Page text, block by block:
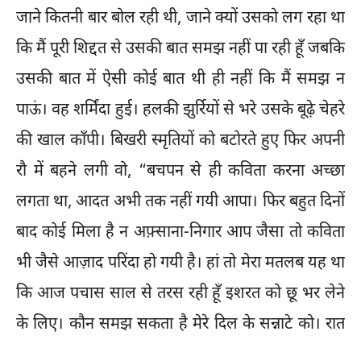
जाने कितनी बार बोल रही थी, जाने क्यों उसको लग रहा था
कि मैं पूरी शिद्दत से उसकी बात समझ नहीं पा रही हूँ जबकि
उसकी बात में ऐसी कोई बात थी ही नहीं कि मैं समझ न
पाऊं। वह शर्मिंदा हुई। हलकी झुर्रियों से भरे उसके बूढ़े चेहरे
की खाल काँपी। बिखरी स्मृतियों को बटोरते हुए फिर अपनी
रौ में बहने लगी वो, “बचपन से ही कविता करना अच्छा
लगता था, आदत अभी तक नहीं गयी आपा। फिर बहुत दिनों
बाद कोई मिला है न अफ़्साना-निगार आप जैसा तो कविता
भी जैसे आज़ाद परिंदा हो गयी है। हां तो मेरा मतलब यह था
कि आज पचास साल से तरस रही हूँ इशरत को छू भर लेने
के लिए। कौन समझ सकता है मेरे दिल के सन्नाटे को। रात